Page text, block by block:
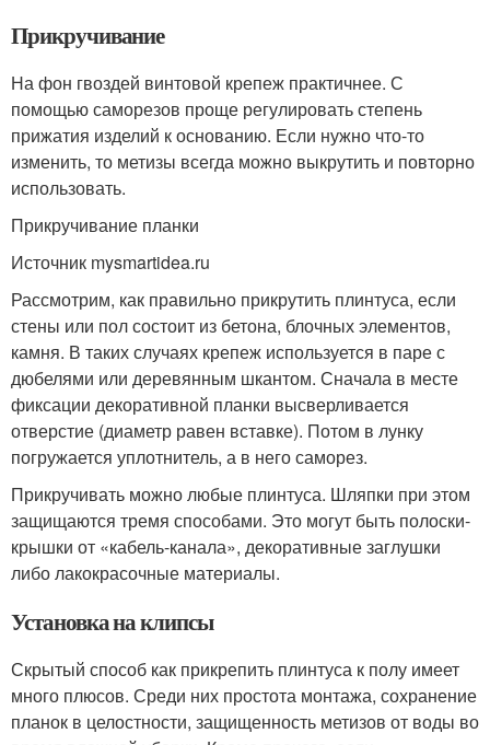
Прикручивание
На фон гвоздей винтовой крепеж практичнее. С
помощью саморезов проще регулировать степень
прижатия изделий к основанию. Если нужно что-то
изменить, то метизы всегда можно выкрутить и повторно
использовать.
Прикручивание планки
Источник mysmartidea.ru
Рассмотрим, как правильно прикрутить плинтуса, если
стены или пол состоит из бетона, блочных элементов,
камня. В таких случаях крепеж используется в паре с
дюбелями или деревянным шкантом. Сначала в месте
фиксации декоративной планки высверливается
отверстие (диаметр равен вставке). Потом в лунку
погружается уплотнитель, а в него саморез.
Прикручивать можно любые плинтуса. Шляпки при этом
защищаются тремя способами. Это могут быть полоски-
крышки от «кабель-канала», декоративные заглушки
либо лакокрасочные материалы.
Установка на клипсы
Скрытый способ как прикрепить плинтуса к полу имеет
много плюсов. Среди них простота монтажа, сохранение
планок в целостности, защищенность метизов от воды во